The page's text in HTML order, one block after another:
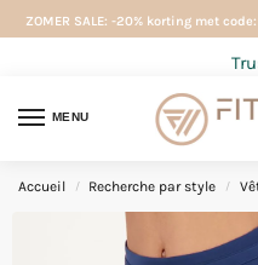
ZOMER SALE: -20% korting met
MENU
Accueil / Recherche par style /